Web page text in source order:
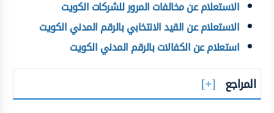
الاستعلام عن مخالفات المرور للشركات الكويت
الاستعلام عن القيد الانتخابي بالرقم المدني الكويت
استعلام عن الكفالات بالرقم المدني الكويت
المراجع